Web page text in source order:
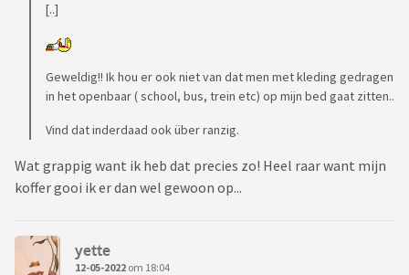
[..]
Geweldig!! Ik hou er ook niet van dat men met kleding gedragen
in het openbaar ( school, bus, trein etc) op mijn bed gaat zitten..
Vind dat inderdaad ook über ranzig.
Wat grappig want ik heb dat precies zo! Heel raar want mijn
koffer gooi ik er dan wel gewoon op...
yette
12-05-2022 om 18:04